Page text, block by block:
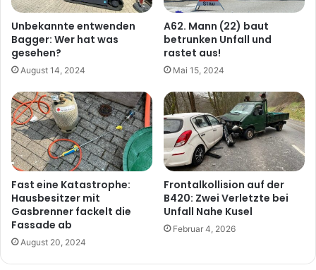
Unbekannte entwenden
Bagger: Wer hat was
gesehen?
August 14, 2024
A62. Mann (22) baut
betrunken Unfall und
rastet aus!
Mai 15, 2024
Fast eine Katastrophe:
Hausbesitzer mit
Gasbrenner fackelt die
Fassade ab
August 20, 2024
Frontalkollision auf der
B420: Zwei Verletzte bei
Unfall Nahe Kusel
Februar 4, 2026